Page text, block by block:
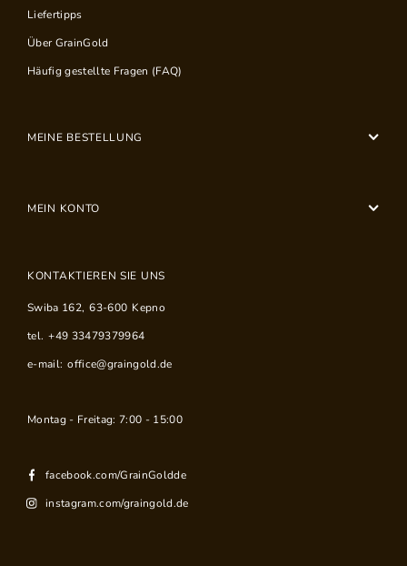
Liefertipps
Über GrainGold
Häufig gestellte Fragen (FAQ)
MEINE BESTELLUNG
MEIN KONTO
KONTAKTIEREN SIE UNS
Swiba 162, 63-600 Kepno
tel. +49 33479379964
e-mail: office@graingold.de
Montag - Freitag: 7:00 - 15:00
facebook.com/GrainGoldde
instagram.com/graingold.de